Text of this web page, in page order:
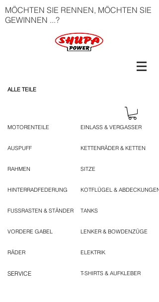
MÖCHTEN SIE RENNEN, MÖCHTEN SIE
GEWINNEN ...?
ALLE TEILE
MOTORENTEILE
AUSPUFF
RAHMEN
HINTERRADFEDERUNG
FUSSRASTEN & STÄNDER
VORDERE GABEL
RÄDER
SERVICE
EINLASS & VERGASSER
KETTENRÄDER & KETTEN
SITZE
KOTFLÜGEL & ABDECKUNGEN
TANKS
LENKER & BOWDENZÜGE
ELEKTRIK
T-SHIRTS & AUFKLEBER